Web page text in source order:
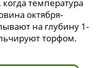
температура
октября-
на глубину 1-
торфом.